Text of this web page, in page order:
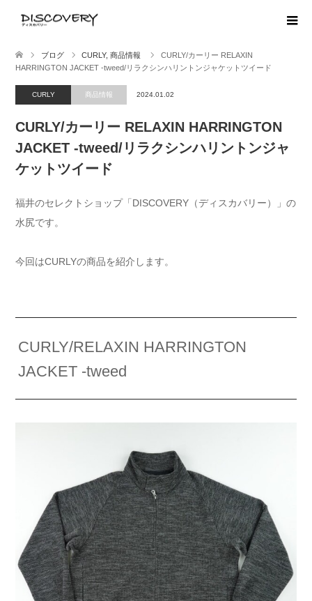
ブログ CURLY, 商品情報
CURLY/カーリー RELAXIN
HARRINGTON JACKET -tweed/リラクシンハリントンジャケットツイード
CURLY 商品情報 2024.01.02
CURLY/カーリー RELAXIN HARRINGTON
JACKET -tweed/リラクシンハリントンジャ
ケットツイード
福井のセレクトショップ「DISCOVERY（ディスカバリー）」の
水尻です。
今回はCURLYの商品を紹介します。
CURLY/RELAXIN HARRINGTON
JACKET -tweed